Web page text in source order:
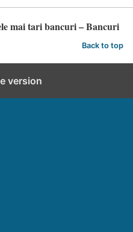
mai tari bancuri – Bancuri
Back to top
version